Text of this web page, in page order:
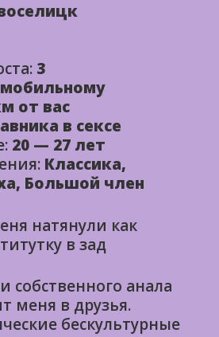
3
от вас
в сексе
20 — 27 лет
Классика,
Большой член
натянули как
в зад
собственного анала
меня в друзья.
бескультурные